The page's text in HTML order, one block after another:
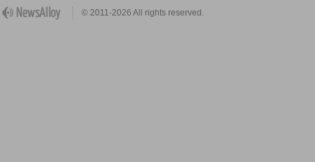
© 2011-2026 All rights reserved.